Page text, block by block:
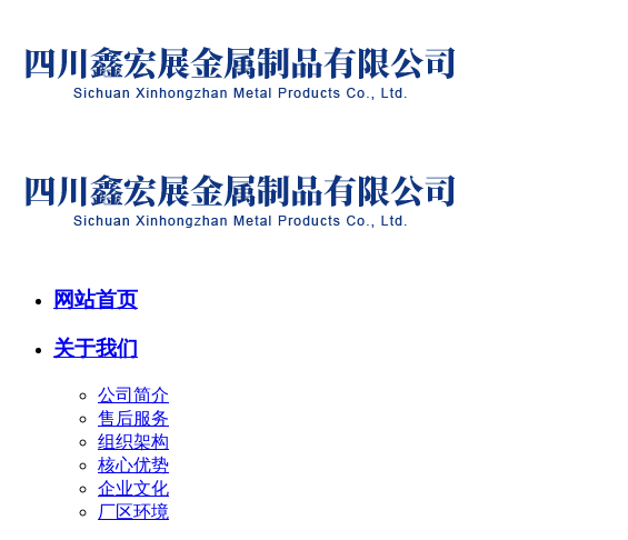
网站首页
关于我们
公司简介
售后服务
组织架构
核心优势
企业文化
厂区环境